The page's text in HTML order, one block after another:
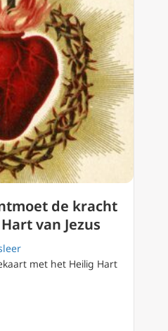
de kracht
van Jezus
met het Heilig Hart
exorcist ontmoet de kracht van